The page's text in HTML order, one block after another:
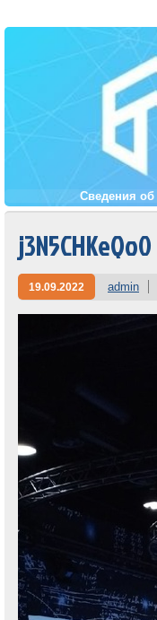
Сведения об
j3N5CHKeQo0
19.09.2022 admin